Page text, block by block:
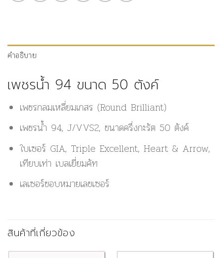
คำอธิบาย
เพชรน้ำ 94 ขนาด 50 ตังค์
เพชรกลมเหลี่ยมเกสร (Round Brilliant)
เพชรน้ำ 94, J/VVS2, ขนาดครึ่งกะรัต 50 ตังค์
ใบเซอร์ GIA, Triple Excellent, Heart & Arrow,
เทียบเท่า เบลเยี่ยมคัท
เลเซอร์ขอบหมายเลขเซอร์
สินค้าที่เกี่ยวข้อง